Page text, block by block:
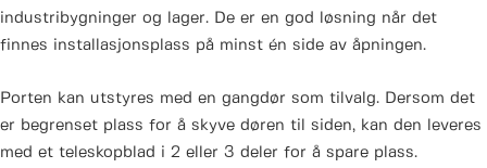
industribygninger og lager. De er en god løsning når det
finnes installasjonsplass på minst én side av åpningen.
Porten kan utstyres med en gangdør som tilvalg. Dersom det
er begrenset plass for å skyve døren til siden, kan den leveres
med et teleskopblad i 2 eller 3 deler for å spare plass.